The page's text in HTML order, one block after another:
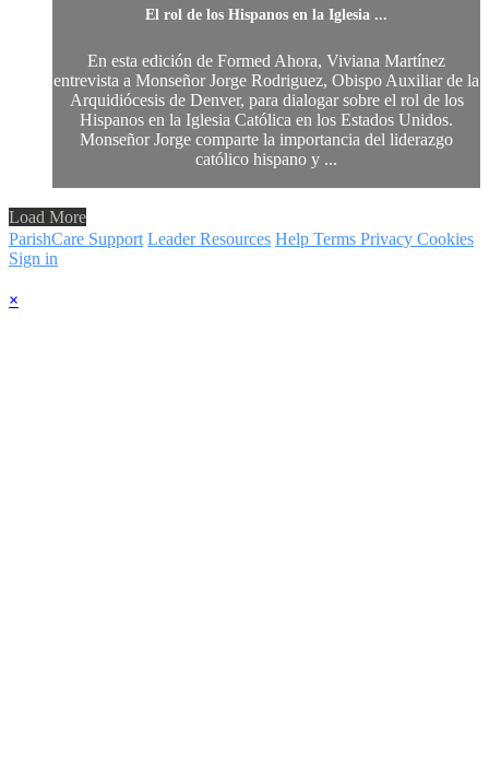
El rol de los Hispanos en la Iglesia ...
En esta edición de Formed Ahora, Viviana Martínez
entrevista a Monseñor Jorge Rodriguez, Obispo Auxiliar de la
Arquidiócesis de Denver, para dialogar sobre el rol de los
Hispanos en la Iglesia Católica en los Estados Unidos.
Monseñor Jorge comparte la importancia del liderazgo
católico hispano y ...
Load More
ParishCare Support Leader Resources Help Terms Privacy Cookies
Sign in
×